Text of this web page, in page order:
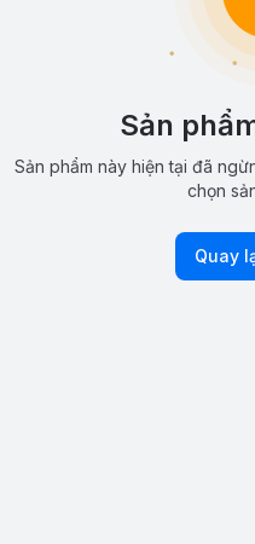
Sản
Sản phẩm này hiện tại đã
chọn
Quay